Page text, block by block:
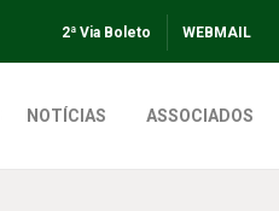
2ª Via Boleto WEBMAIL
NOTÍCIAS ASSOCIADOS